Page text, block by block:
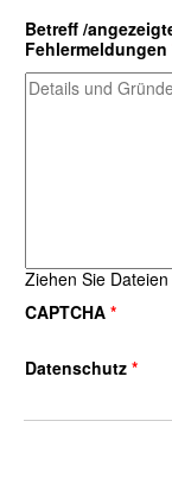
Betreff /
Fehlermeldungen
Ziehen Sie
CAPTCHA *
Datenschutz *